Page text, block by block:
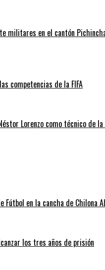
militares en el cantón
competencias de la FIFA
Lorenzo como técnico de
en la cancha de Chilona
los tres años de prisión